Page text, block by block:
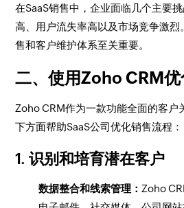
在SaaS销售中，企业面临几个主要
高、用户流失率高以及市场竞争激烈
售和客户维护体系至关重要。
二、使用Zoho CRM
Zoho CRM作为一款功能全面的客户
下方面帮助SaaS公司优化销售流程：
1. 识别和培育潜在客户
数据整合和线索管理： Zoho